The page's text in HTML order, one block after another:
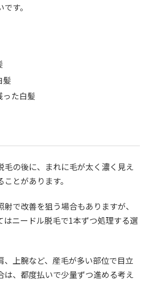
す。
髪
った白髪
毛の後に、まれに毛が太く濃く見え
とがあります。
で改善を狙う場合もありますが、
はニードル脱毛で1本ずつ処理する選
、上腕など、産毛が多い部位で目立
は、都度払いで少量ずつ進める考え